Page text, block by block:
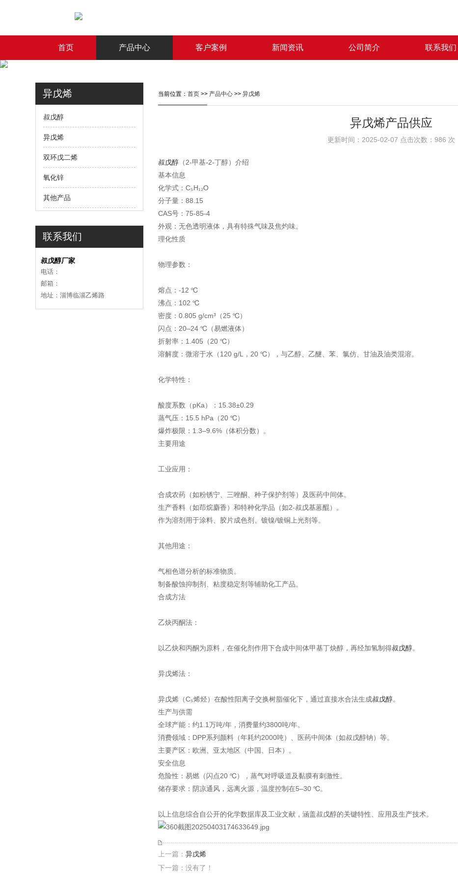
首页 产品中心 客户案例 新闻资讯 公司简介 联系我们
异戊烯
叔戊醇
异戊烯
双环戊二烯
氧化锌
其他产品
联系我们
叔戊醇厂家
电话：
邮箱：
地址：淄博临淄乙烯路
当前位置： 首页 >> 产品中心 >> 异戊烯
异戊烯产品供应
更新时间：2025-02-07 点击次数：986 次
叔戊醇 （2-甲基-2-丁醇）介绍
基本信息‌
化学式‌：C₅H₁₂O
分子量‌：88.15
CAS号‌：75-85-4
外观‌：无色透明液体，具有特殊气味及焦灼味‌。
理化性质‌
物理参数‌：
熔点：-12 ℃
沸点：102 ℃
密度：0.805 g/cm³（25 ℃）
闪点：20–24 ℃（易燃液体）
折射率：1.405（20 ℃）
溶解度：微溶于水（120 g/L，20 ℃），与乙醇、乙醚、苯、氯仿、甘油及油类混溶‌。
化学特性‌：
酸度系数（pKa）：15.38±0.29
蒸气压：15.5 hPa（20 ℃）
爆炸极限：1.3–9.6%（体积分数）‌。
主要用途‌
工业应用‌：
合成农药（如粉锈宁、三唑酮、种子保护剂等）及医药中间体‌。
生产香料（如茚烷麝香）和特种化学品（如2-叔戊基蒽醌）‌。
作为溶剂用于涂料、胶片成色剂、镀镍/镀铜上光剂等‌。
其他用途‌：
气相色谱分析的标准物质‌。
制备酸蚀抑制剂、粘度稳定剂等辅助化工产品‌。
合成方法‌
乙炔丙酮法‌：
以乙炔和丙酮为原料，在催化剂作用下合成中间体甲基丁炔醇，再经加氢制得叔戊醇‌。
异戊烯法‌：
异戊烯（C₅烯烃）在酸性阳离子交换树脂催化下，通过直接水合法生成叔戊醇‌。
生产与供需‌
全球产能‌：约1.1万吨/年，消费量约3800吨/年。
消费领域‌：DPP系列颜料（年耗约2000吨）、医药中间体（如叔戊醇钠）等‌。
主要产区‌：欧洲、亚太地区（中国、日本）‌。
安全信息‌
危险性‌：易燃（闪点20 ℃），蒸气对呼吸道及黏膜有刺激性‌。
储存要求‌：阴凉通风，远离火源，温度控制在5–30 ℃‌。
以上信息综合自公开的化学数据库及工业文献，涵盖叔戊醇的关键特性、应用及生产技术‌。
上一篇： 异戊烯
下一篇：没有了！